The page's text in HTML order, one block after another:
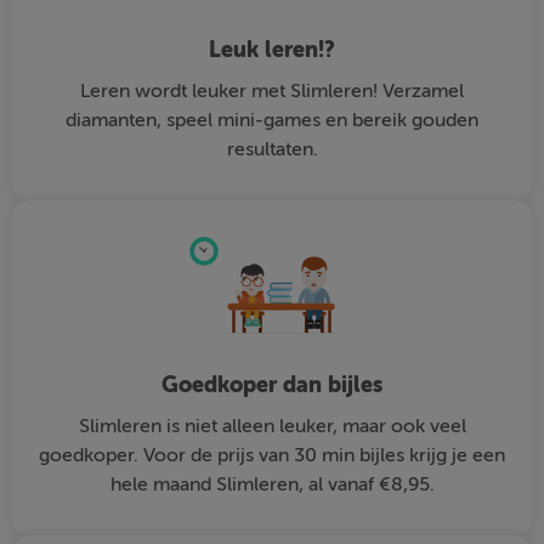
Leuk leren!?
Leren wordt leuker met Slimleren! Verzamel
diamanten, speel mini-games en bereik gouden
resultaten.
Goedkoper dan bijles
Slimleren is niet alleen leuker, maar ook veel
goedkoper. Voor de prijs van 30 min bijles krijg je een
hele maand Slimleren, al vanaf €8,95.